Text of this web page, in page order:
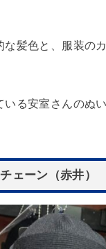
髪色と、服装の
いる安室さんのぬ
ェーン（赤井）